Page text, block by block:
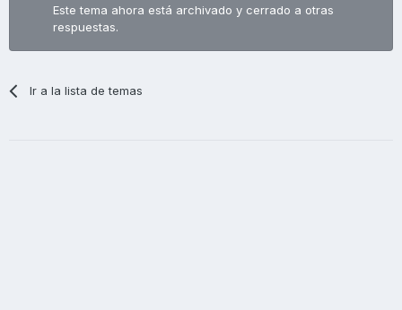
Este tema ahora está archivado y cerrado a otras
respuestas.
Ir a la lista de temas